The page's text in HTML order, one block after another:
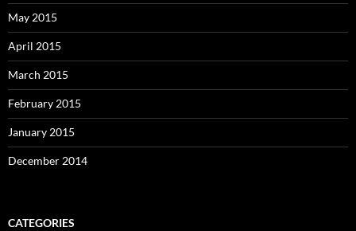
May 2015
April 2015
March 2015
February 2015
January 2015
December 2014
CATEGORIES